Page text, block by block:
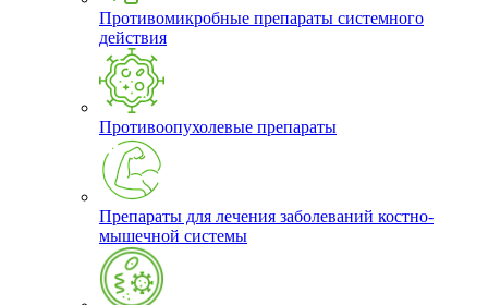
Противомикробные препараты системного
действия
Противоопухолевые препараты
Препараты для лечения заболеваний костно-
мышечной системы